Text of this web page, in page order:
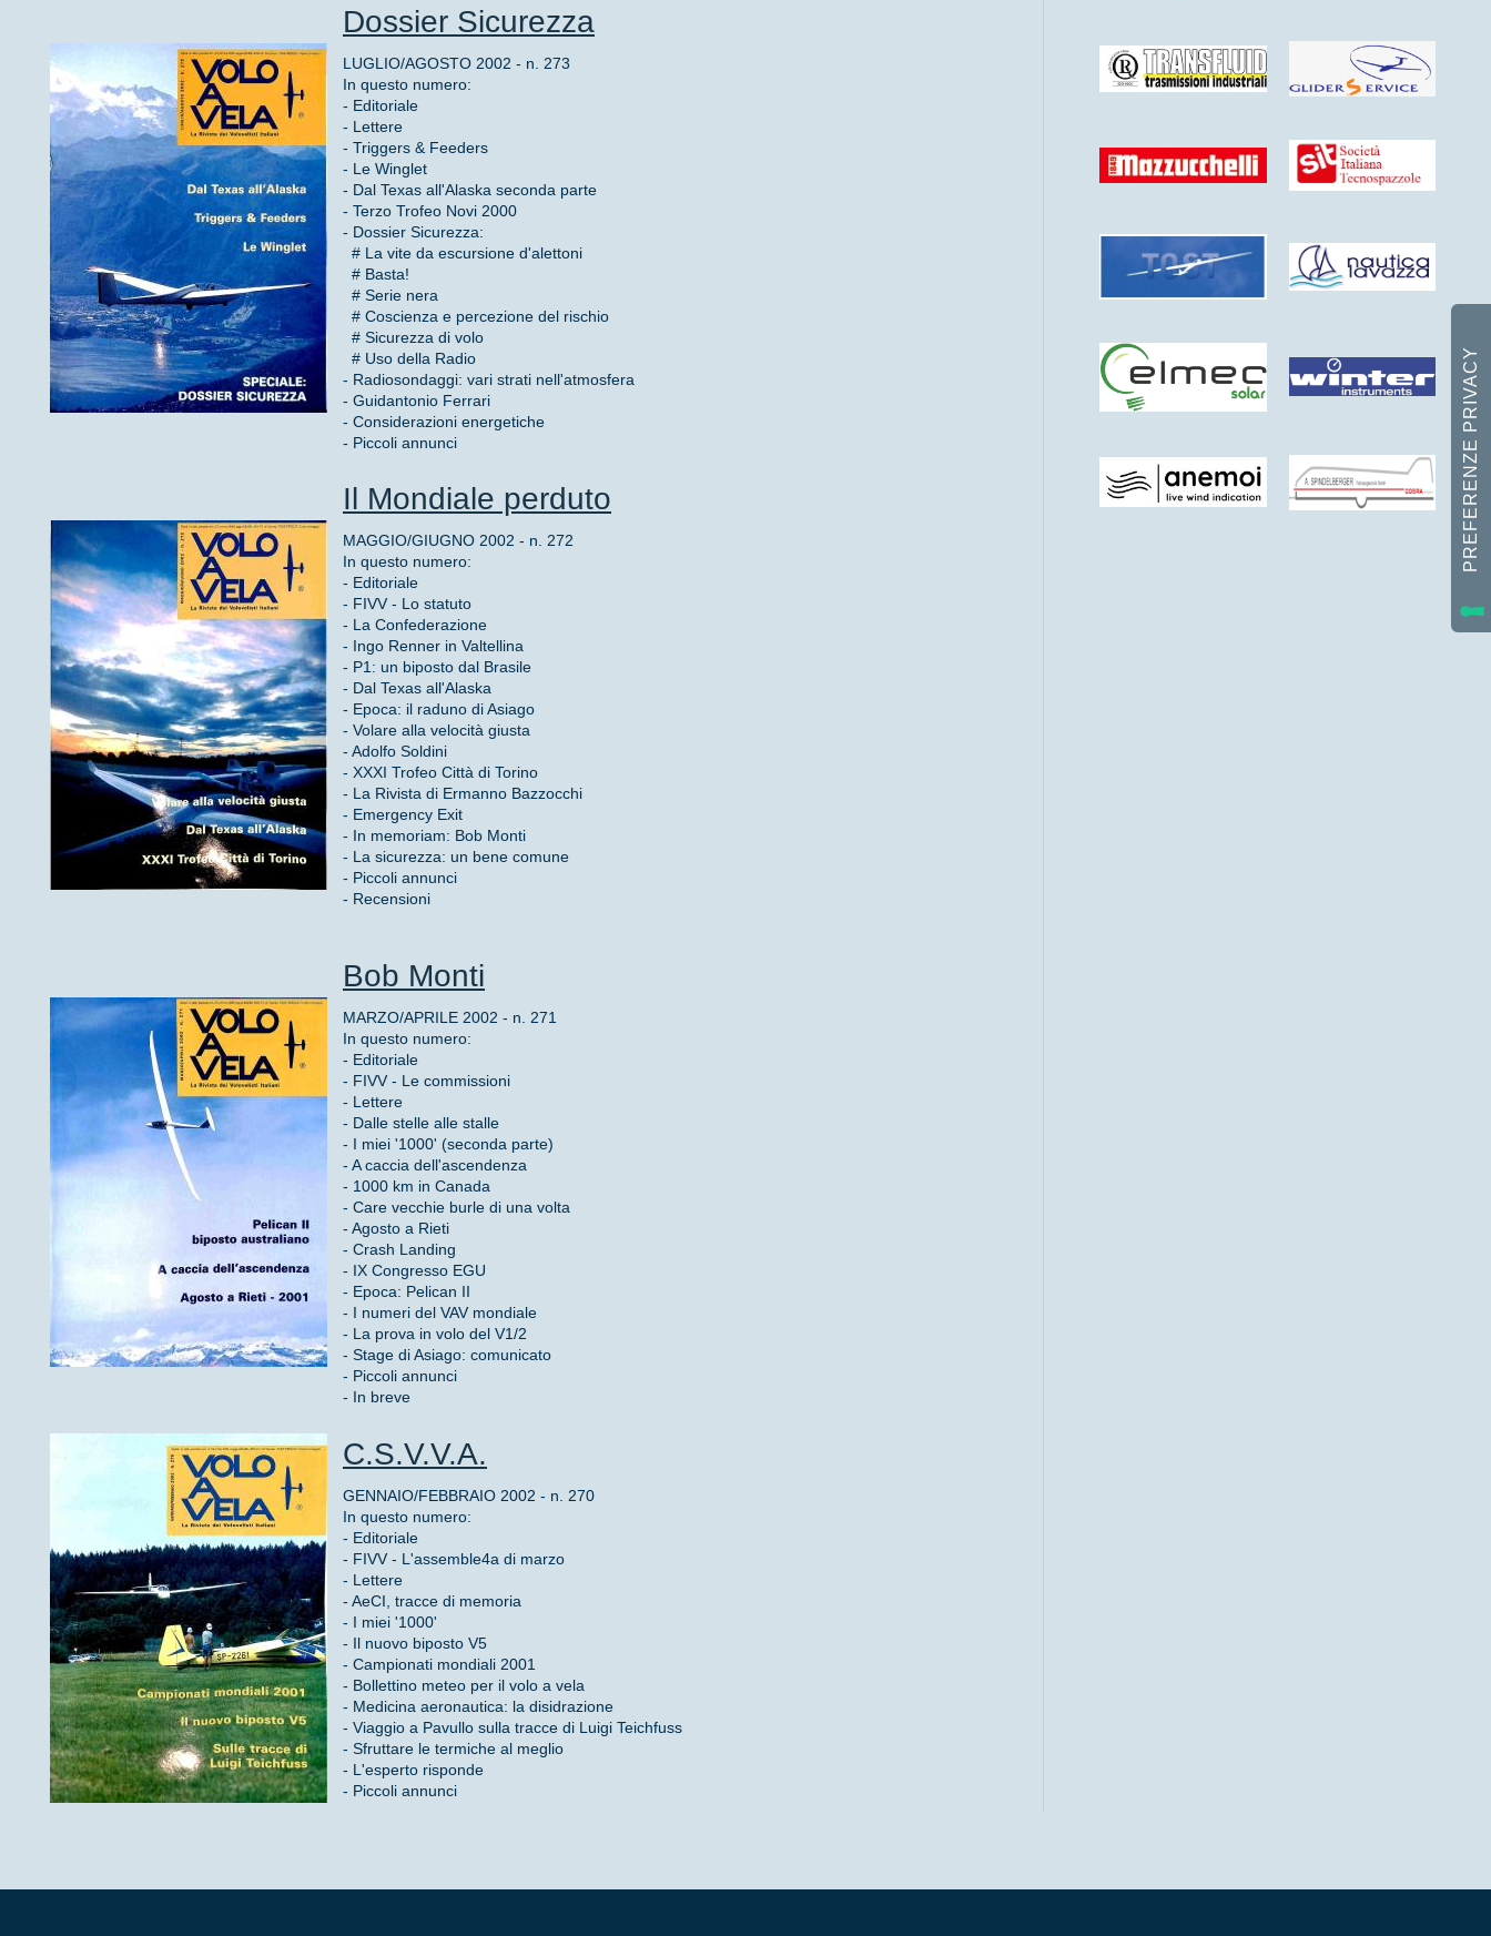
Dossier Sicurezza
LUGLIO/AGOSTO 2002 - n. 273
In questo numero:
- Editoriale
- Lettere
- Triggers & Feeders
- Le Winglet
- Dal Texas all'Alaska seconda parte
- Terzo Trofeo Novi 2000
- Dossier Sicurezza:
# La vite da escursione d'alettoni
# Basta!
# Serie nera
# Coscienza e percezione del rischio
# Sicurezza di volo
# Uso della Radio
- Radiosondaggi: vari strati nell'atmosfera
- Guidantonio Ferrari
- Considerazioni energetiche
- Piccoli annunci
Il Mondiale perduto
MAGGIO/GIUGNO 2002 - n. 272
In questo numero:
- Editoriale
- FIVV - Lo statuto
- La Confederazione
- Ingo Renner in Valtellina
- P1: un biposto dal Brasile
- Dal Texas all'Alaska
- Epoca: il raduno di Asiago
- Volare alla velocità giusta
- Adolfo Soldini
- XXXI Trofeo Città di Torino
- La Rivista di Ermanno Bazzocchi
- Emergency Exit
- In memoriam: Bob Monti
- La sicurezza: un bene comune
- Piccoli annunci
- Recensioni
Bob Monti
MARZO/APRILE 2002 - n. 271
In questo numero:
- Editoriale
- FIVV - Le commissioni
- Lettere
- Dalle stelle alle stalle
- I miei '1000' (seconda parte)
- A caccia dell'ascendenza
- 1000 km in Canada
- Care vecchie burle di una volta
- Agosto a Rieti
- Crash Landing
- IX Congresso EGU
- Epoca: Pelican II
- I numeri del VAV mondiale
- La prova in volo del V1/2
- Stage di Asiago: comunicato
- Piccoli annunci
- In breve
C.S.V.V.A.
GENNAIO/FEBBRAIO 2002 - n. 270
In questo numero:
- Editoriale
- FIVV - L'assemble4a di marzo
- Lettere
- AeCI, tracce di memoria
- I miei '1000'
- Il nuovo biposto V5
- Campionati mondiali 2001
- Bollettino meteo per il volo a vela
- Medicina aeronautica: la disidrazione
- Viaggio a Pavullo sulla tracce di Luigi Teichfuss
- Sfruttare le termiche al meglio
- L'esperto risponde
- Piccoli annunci